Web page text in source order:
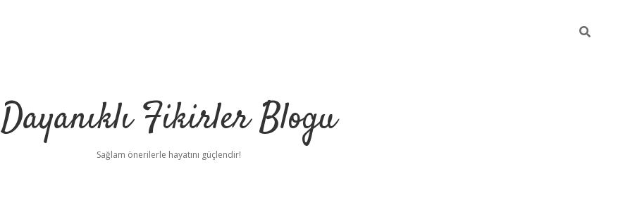
Dayanıklı Fikirler Blogu
Sağlam önerilerle hayatını güçlendir!